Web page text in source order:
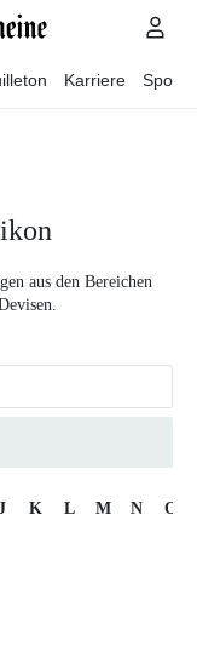
Karriere Sport
aus den Bereichen
K L M N O